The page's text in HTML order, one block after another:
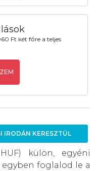
Ft két főre a teljes
IRODÁN KERESZTÜL
külön, egyéni
egyben foglalod le a